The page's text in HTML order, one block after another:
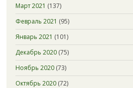
Март 2021 (137)
Февраль 2021 (95)
Январь 2021 (101)
Декабрь 2020(75)
Ноябрь 2020(73)
Октябрь 2020(72)